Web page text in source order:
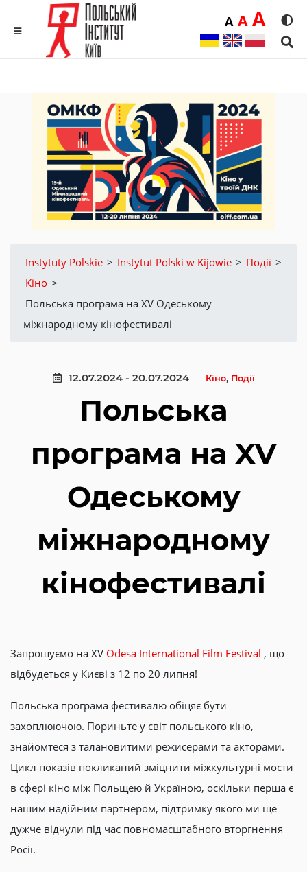
ADomyślna
AŚrednia
A
Instytuty Polskie > Instytut Polski w Kijowie > Події >
Кіно >
Польська програма на XV Одеському
міжнародному кінофестивалі
12.07.2024 - 20.07.2024 Кіно, Події
Польська
програма на XV
Одеському
міжнародному
кінофестивалі
Запрошуємо на XV Odesa International Film Festival , що
відбудеться у Києві з 12 по 20 липня!
Польська програма фестивалю обіцяє бути
захоплюючою. Пориньте у світ польського кіно,
знайомтеся з талановитими режисерами та акторами.
Цикл показів покликаний зміцнити міжкультурні мости
в сфері кіно між Польщею й Україною, оскільки перша є
нашим надійним партнером, підтримку якого ми ще
дужче відчули під час повномасштабного вторгнення
Росії.